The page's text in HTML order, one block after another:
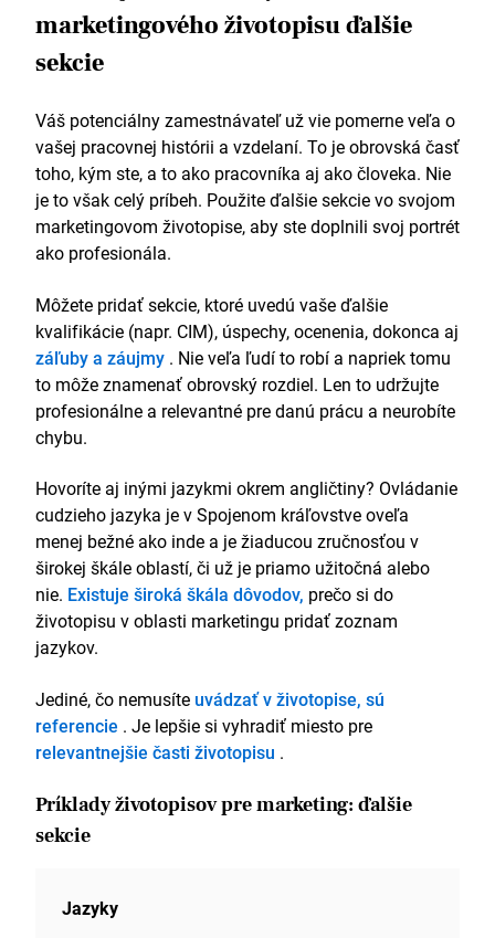
marketingového životopisu ďalšie
sekcie
Váš potenciálny zamestnávateľ už vie pomerne veľa o
vašej pracovnej histórii a vzdelaní. To je obrovská časť
toho, kým ste, a to ako pracovníka aj ako človeka. Nie
je to však celý príbeh. Použite ďalšie sekcie vo svojom
marketingovom životopise, aby ste doplnili svoj portrét
ako profesionála.
Môžete pridať sekcie, ktoré uvedú vaše ďalšie
kvalifikácie (napr. CIM), úspechy, ocenenia, dokonca aj
záľuby a záujmy . Nie veľa ľudí to robí a napriek tomu
to môže znamenať obrovský rozdiel. Len to udržujte
profesionálne a relevantné pre danú prácu a neurobíte
chybu.
Hovoríte aj inými jazykmi okrem angličtiny? Ovládanie
cudzieho jazyka je v Spojenom kráľovstve oveľa
menej bežné ako inde a je žiaducou zručnosťou v
širokej škále oblastí, či už je priamo užitočná alebo
nie. Existuje široká škála dôvodov, prečo si do
životopisu v oblasti marketingu pridať zoznam
jazykov.
Jediné, čo nemusíte uvádzať v životopise, sú
referencie . Je lepšie si vyhradiť miesto pre
relevantnejšie časti životopisu .
Príklady životopisov pre marketing: ďalšie
sekcie
Jazyky